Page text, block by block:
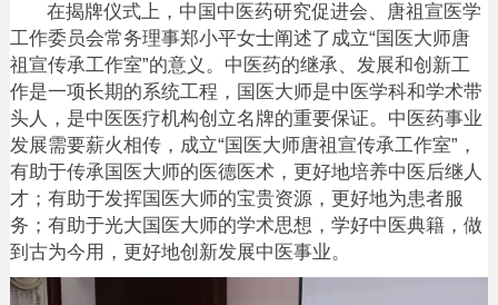
在揭牌仪式上，中国中医药研究促进会、唐祖宣医学
工作委员会常务理事郑小平女士阐述了成立“国医大师唐
祖宣传承工作室”的意义。中医药的继承、发展和创新工
作是一项长期的系统工程，国医大师是中医学科和学术带
头人，是中医医疗机构创立名牌的重要保证。中医药事业
发展需要薪火相传，成立“国医大师唐祖宣传承工作室”，
有助于传承国医大师的医德医术，更好地培养中医后继人
才；有助于发挥国医大师的宝贵资源，更好地为患者服
务；有助于光大国医大师的学术思想，学好中医典籍，做
到古为今用，更好地创新发展中医事业。